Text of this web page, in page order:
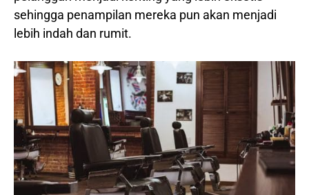
sehingga penampilan mereka pun akan menjadi
lebih indah dan rumit.